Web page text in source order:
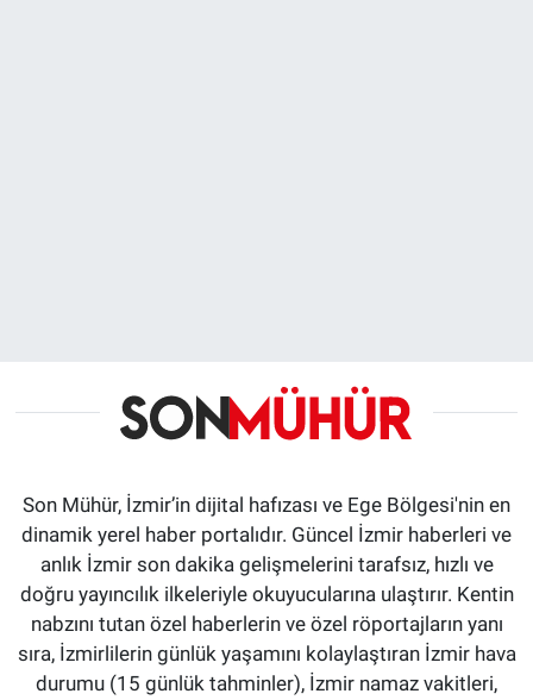
Son Mühür, İzmir’in dijital hafızası ve Ege Bölgesi'nin en
dinamik yerel haber portalıdır. Güncel İzmir haberleri ve
anlık İzmir son dakika gelişmelerini tarafsız, hızlı ve
doğru yayıncılık ilkeleriyle okuyucularına ulaştırır. Kentin
nabzını tutan özel haberlerin ve özel röportajların yanı
sıra, İzmirlilerin günlük yaşamını kolaylaştıran İzmir hava
durumu (15 günlük tahminler), İzmir namaz vakitleri,